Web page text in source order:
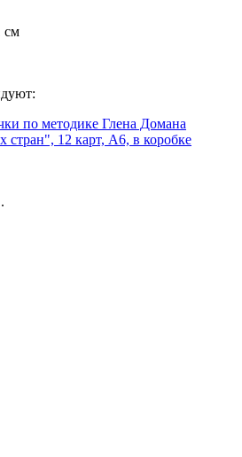
см
по методике Глена Домана
12 карт, А6, в коробке